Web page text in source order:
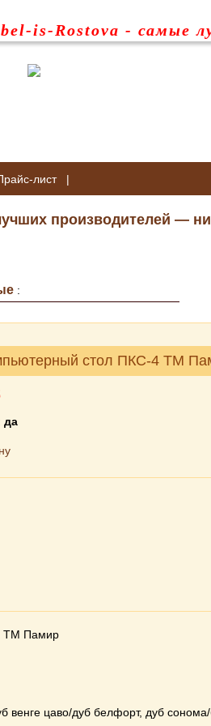
is-Rostova - самые
лист |
производителей —
:
стол ПКС-4 ТМ
да
ТМ Памир
цаво/дуб белфорт, дуб